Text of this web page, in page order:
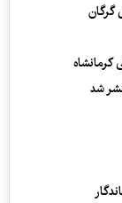
گرگان
کرمانشاه
شد